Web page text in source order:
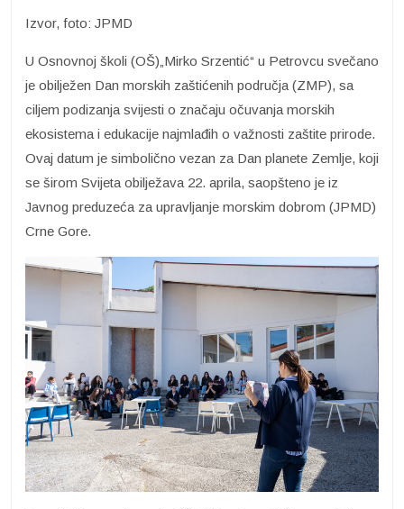
Izvor, foto: JPMD
U Osnovnoj školi (OŠ)„Mirko Srzentić“ u Petrovcu svečano
je obilježen Dan morskih zaštićenih područja (ZMP), sa
ciljem podizanja svijesti o značaju očuvanja morskih
ekosistema i edukacije najmlađih o važnosti zaštite prirode.
Ovaj datum je simbolično vezan za Dan planete Zemlje, koji
se širom Svijeta obilježava 22. aprila, saopšteno je iz
Javnog preduzeća za upravljanje morskim dobrom (JPMD)
Crne Gore.